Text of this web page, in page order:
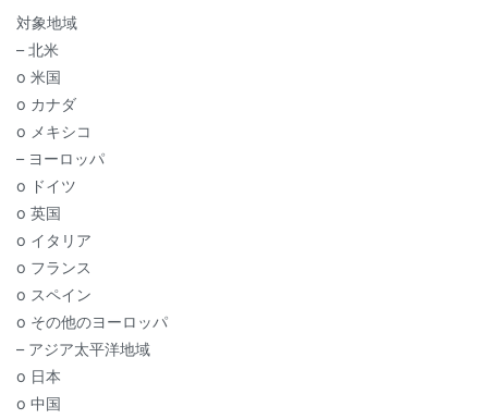
対象地域
– 北米
o 米国
o カナダ
o メキシコ
– ヨーロッパ
o ドイツ
o 英国
o イタリア
o フランス
o スペイン
o その他のヨーロッパ
– アジア太平洋地域
o 日本
o 中国